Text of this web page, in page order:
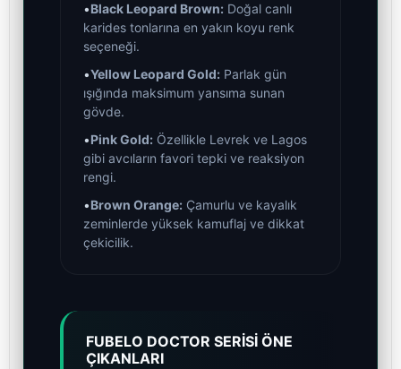
•Black Leopard Brown: Doğal canlı
karides tonlarına en yakın koyu renk
seçeneği.
•Yellow Leopard Gold: Parlak gün
ışığında maksimum yansıma sunan
gövde.
•Pink Gold: Özellikle Levrek ve Lagos
gibi avcıların favori tepki ve reaksiyon
rengi.
•Brown Orange: Çamurlu ve kayalık
zeminlerde yüksek kamuflaj ve dikkat
çekicilik.
FUBELO DOCTOR SERİSİ ÖNE
ÇIKANLARI